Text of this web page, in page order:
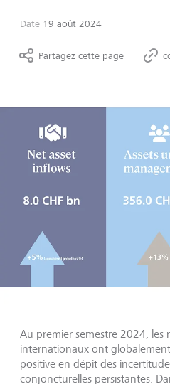
Date 19 août 2024
Partagez cette page
Au premier semestre 2024, les
internationaux ont
positive en dépit des
conjoncturelles persistantes.